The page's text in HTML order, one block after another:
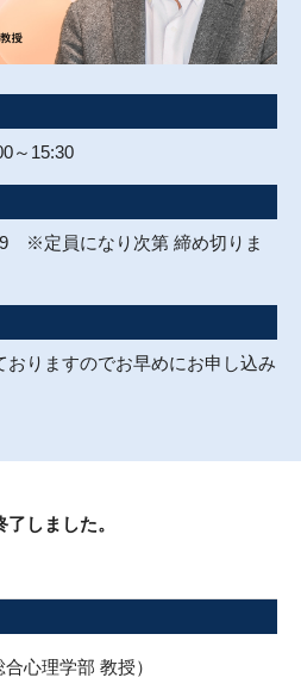
～15:30
※定員になり次第 締め切りま
りますのでお早めにお申し込み
了しました。
心理学部 教授）